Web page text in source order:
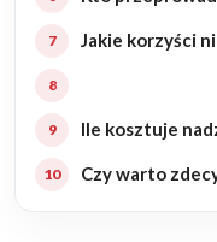
BLOG
KONAKT
Jakie korzyści
Ile kosztuje
Czy warto